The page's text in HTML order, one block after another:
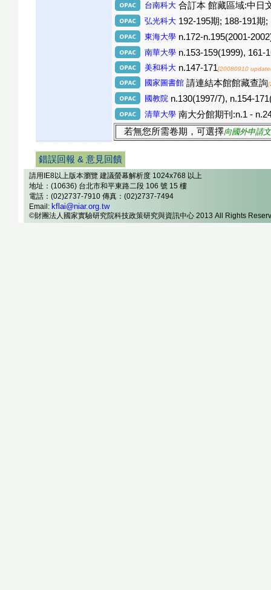
台南科大 合訂本 館藏區域:中日
弘光科大 192-195期; 188-191期
東海大學 n.172-n.195(2001-
南華大學 n.153-159(1999), 161-
美和科大 n.147-171[20080910
國家圖書館 請連結本館館藏查詢
國教院 n.130(1997/7), n.154-
清華大學 南大分館期刊:n.1 -
若無您所需卷期，可選擇向國外申請
錯誤回報 & 意見回饋
請用IE8以上版本瀏覽 建議螢幕解析度 1024x768 以上
地址：(10636) 台北市和平東路二段 106 號 15 樓
電話：(02)2737-7910 傳真：(02)2737-7494
Email: kflai@niar.org.tw
©財團法人國家實驗研究院科技政策研究與資訊中心 2013 All Rights